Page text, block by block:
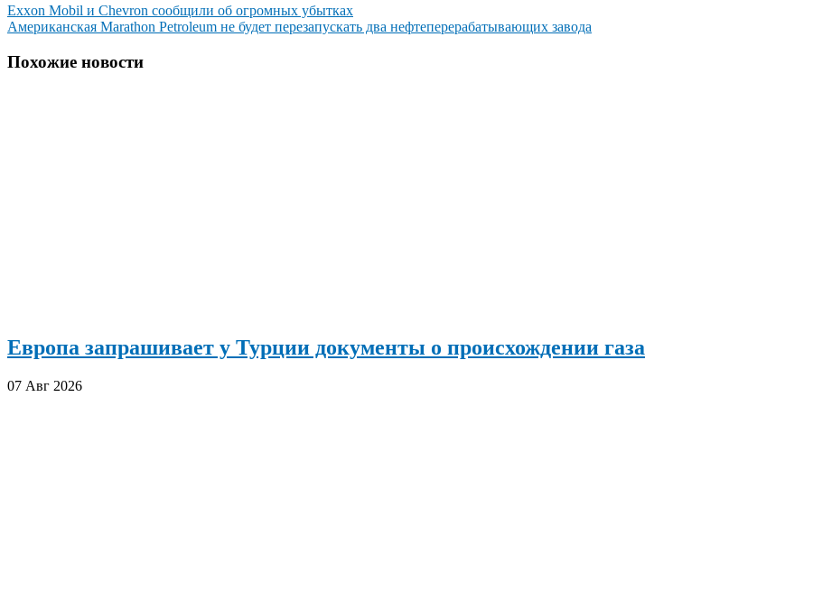
Навигация
по
записям
Exxon Mobil и Chevron сообщили об огромных убытках
Американская Marathon Petroleum не будет перезапускать два нефтеперерабатывающих завода
Похожие новости
Европа запрашивает у Турции документы о происхождении газа
07 Авг 2026